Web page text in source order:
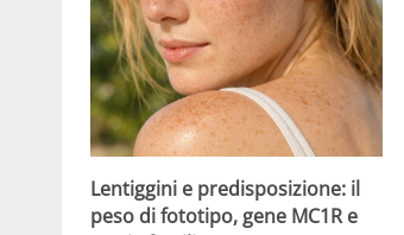
Lentiggini e predisposizione: il
peso di fototipo, gene MC1R e